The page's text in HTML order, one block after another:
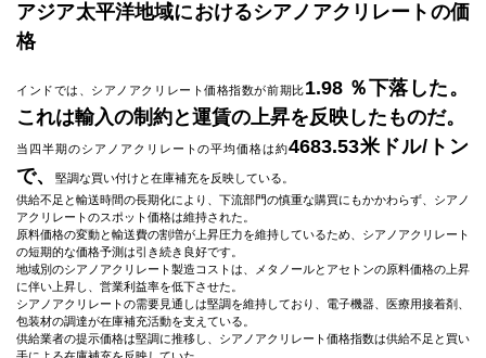
アジア太平洋地域におけるシアノアクリレートの価
格
インドでは、シアノアクリレート価格指数が前期比1.98 ％下落した。
これは輸入の制約と運賃の上昇を反映したものだ。
当四半期のシアノアクリレートの平均価格は約4683.53米ドル/トン
で、
堅調な買い付けと在庫補充を反映している。
供給不足と輸送時間の長期化により、下流部門の慎重な購買にもかかわらず、シアノ
アクリレートのスポット価格は維持された。
原料価格の変動と輸送費の割増が上昇圧力を維持しているため、シアノアクリレート
の短期的な価格予測は引き続き良好です。
地域別のシアノアクリレート製造コストは、メタノールとアセトンの原料価格の上昇
に伴い上昇し、営業利益率を低下させた。
シアノアクリレートの需要見通しは堅調を維持しており、電子機器、医療用接着剤、
包装材の調達が在庫補充活動を支えている。
供給業者の提示価格は堅調に推移し、シアノアクリレート価格指数は供給不足と買い